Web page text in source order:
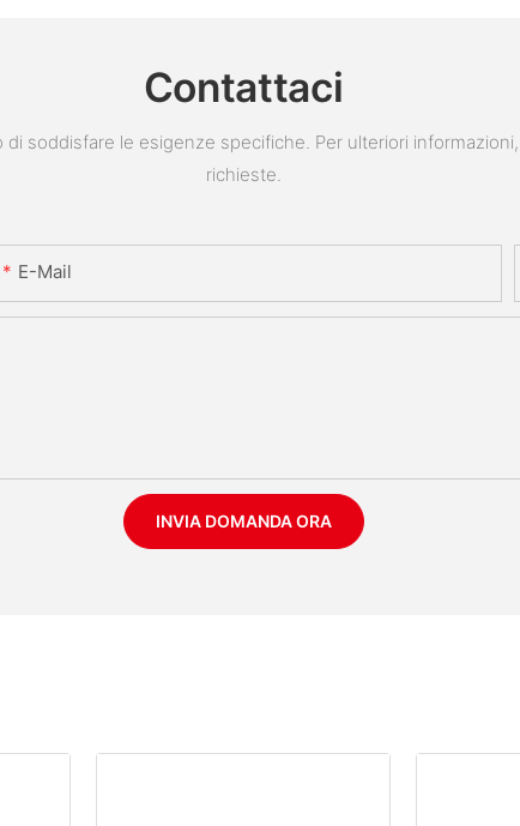
Contattaci
soddisfare le esigenze specifiche. Per ulteriori
richieste.
E-Mail
INVIA DOMANDA ORA